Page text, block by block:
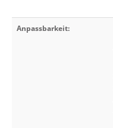
Anpassbarkeit: